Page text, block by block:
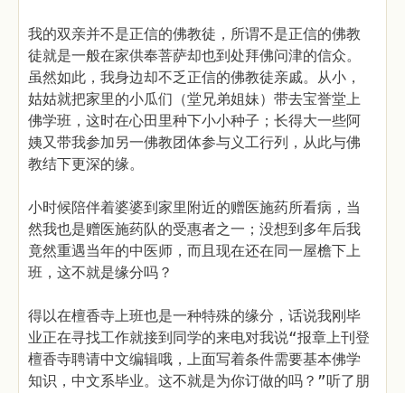
我的双亲并不是正信的佛教徒，所谓不是正信的佛教
徒就是一般在家供奉菩萨却也到处拜佛问津的信众。
虽然如此，我身边却不乏正信的佛教徒亲戚。从小，
姑姑就把家里的小瓜们（堂兄弟姐妹）带去宝誉堂上
佛学班，这时在心田里种下小小种子；长得大一些阿
姨又带我参加另一佛教团体参与义工行列，从此与佛
教结下更深的缘。
小时候陪伴着婆婆到家里附近的赠医施药所看病，当
然我也是赠医施药队的受惠者之一；没想到多年后我
竟然重遇当年的中医师，而且现在还在同一屋檐下上
班，这不就是缘分吗？
得以在檀香寺上班也是一种特殊的缘分，话说我刚毕
业正在寻找工作就接到同学的来电对我说“报章上刊登
檀香寺聘请中文编辑哦，上面写着条件需要基本佛学
知识，中文系毕业。这不就是为你订做的吗？”听了朋